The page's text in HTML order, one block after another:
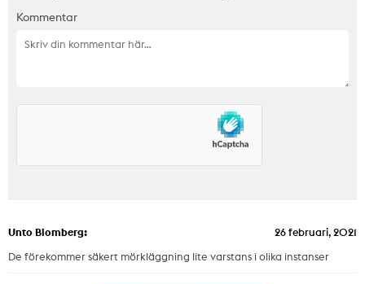
Kommentar
Unto Blomberg:
26 februari, 2021
De förekommer säkert mörkläggning lite varstans i olika instanser